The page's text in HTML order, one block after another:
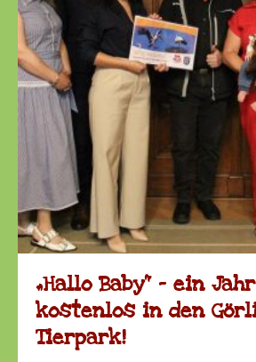
„Hallo Baby“ – ein
kostenlos in den
Tierpark!